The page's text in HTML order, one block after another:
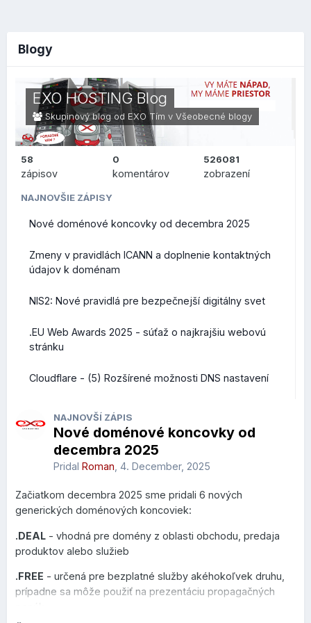
Blogy
EXO HOSTING Blog
Skupinový blog od EXO Tím v Všeobecné blogy
58
zápisov
0
komentárov
526081
zobrazení
NAJNOVŠIE ZÁPISY
Nové doménové koncovky od decembra 2025
Zmeny v pravidlách ICANN a doplnenie kontaktných
údajov k doménam
NIS2: Nové pravidlá pre bezpečnejší digitálny svet
.EU Web Awards 2025 - súťaž o najkrajšiu webovú
stránku
Cloudflare - (5) Rozšírené možnosti DNS nastavení
NAJNOVŠÍ ZÁPIS
Nové doménové koncovky od
decembra 2025
Pridal Roman 4. December, 2025
Začiatkom decembra 2025 sme pridali 6 nových
generických doménových koncoviek:
.DEAL - vhodná pre domény z oblasti obchodu, predaja
produktov alebo služieb
.FREE - určená pre bezplatné služby akéhokoľvek druhu,
prípadne sa môže použiť na prezentáciu propagačných